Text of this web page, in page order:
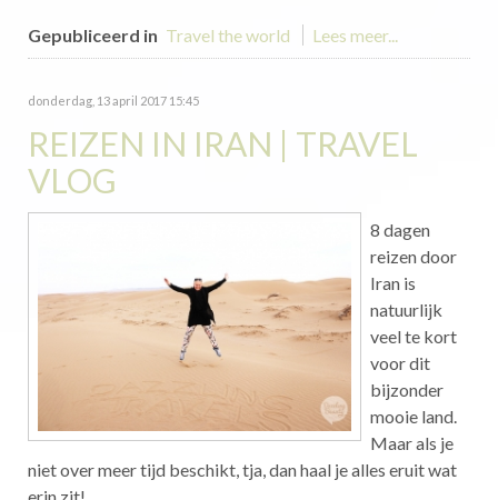
Gepubliceerd in Travel the world Lees meer...
donderdag, 13 april 2017 15:45
REIZEN IN IRAN | TRAVEL
VLOG
8 dagen
reizen door
Iran is
natuurlijk
veel te kort
voor dit
bijzonder
mooie land.
Maar als je
niet over meer tijd beschikt, tja, dan haal je alles eruit wat